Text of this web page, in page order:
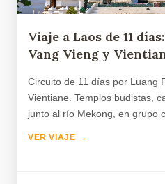
Viaje a Laos de 11
Vang Vieng y
Circuito de 11 días por Luang
Vientiane. Templos budistas,
junto al río Mekong, en grupo
VER VIAJE →